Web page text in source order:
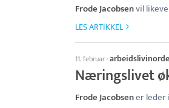
Frode Jacobsenvil
LES ARTIKKEL
11. februar·
Næringslivet
Frode Jacobsener leder